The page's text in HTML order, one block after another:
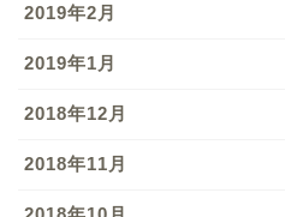
2019年2月
2019年1月
2018年12月
2018年11月